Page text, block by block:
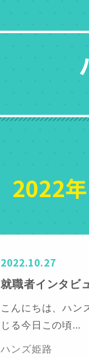
2022
2022.10.27
就職者インタビ
こんにちは、ハン
じる今日この頃…
ハンズ姫路